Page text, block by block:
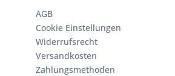
AGB
Cookie Einstellungen
Widerrufsrecht
Versandkosten
Zahlungsmethoden